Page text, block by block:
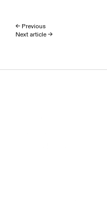
← Previous
Next article →